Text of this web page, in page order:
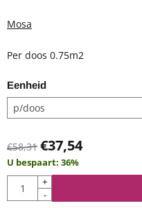
Mosa
Per doos 0.75m2
Eenheid
€58,31 €37,54
U bespaart: 36%
Aantal
+
-